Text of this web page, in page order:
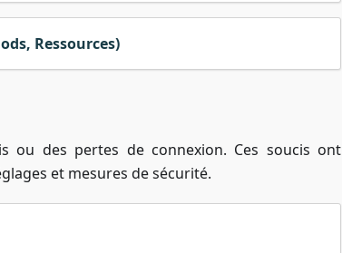
Ressources)
ou des pertes de connexion. Ces soucis ont
et mesures de sécurité.